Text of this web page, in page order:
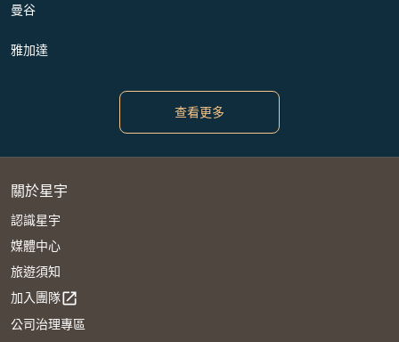
曼谷
雅加達
查看更多
關於星宇
認識星宇
媒體中心
旅遊須知
加入團隊open_in_new
公司治理專區